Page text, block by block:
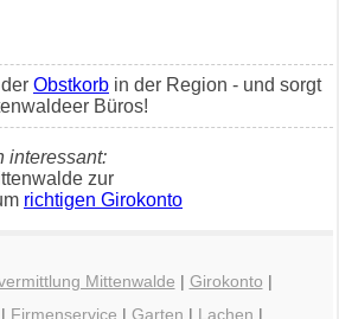
Obstkorb in der Region - und sorgt
Büros!
interessant:
zur
richtigen Girokonto
Mittenwalde | Girokonto |
| Firmenservice | Garten | Lachen |